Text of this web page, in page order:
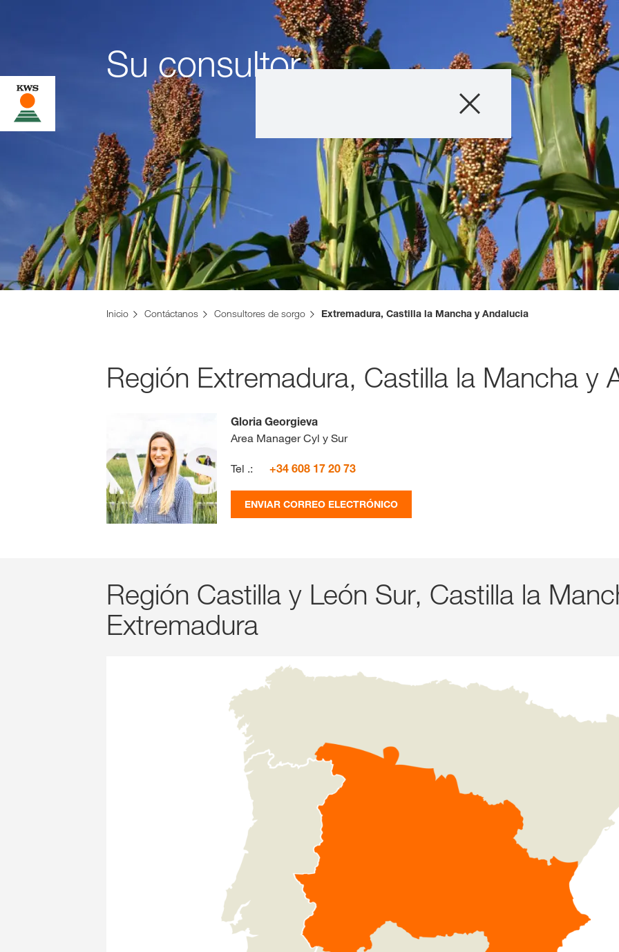
Producto
Información
Historias &
Servicios
Sobre nosotros
Inicio Contáctanos Consultores de sorgo Extremadura, Castilla la Mancha y Andalucia
Su consultor
Región Extremadura, Castilla la Mancha y
Gloria Georgieva
Area Manager Cyl y Sur
Tel .: +34 608 17 20 73
ENVIAR CORREO ELECTRÓNICO
Región Castilla y León Sur, Castilla la
Extremadura